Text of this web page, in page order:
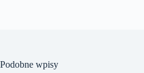
Podobne wpisy